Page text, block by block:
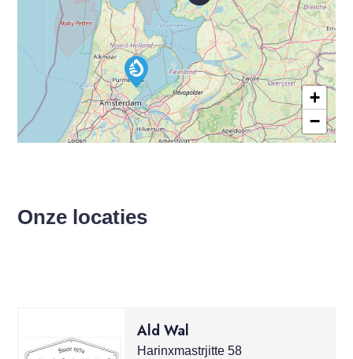
+
−
Onze locaties
Ald Wal
Harinxmastrjitte 58